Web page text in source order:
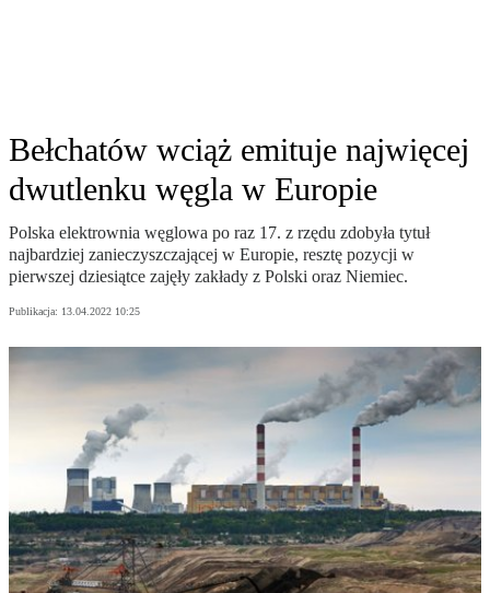
Bełchatów wciąż emituje najwięcej
dwutlenku węgla w Europie
Polska elektrownia węglowa po raz 17. z rzędu zdobyła tytuł
najbardziej zanieczyszczającej w Europie, resztę pozycji w
pierwszej dziesiątce zajęły zakłady z Polski oraz Niemiec.
Publikacja: 13.04.2022 10:25